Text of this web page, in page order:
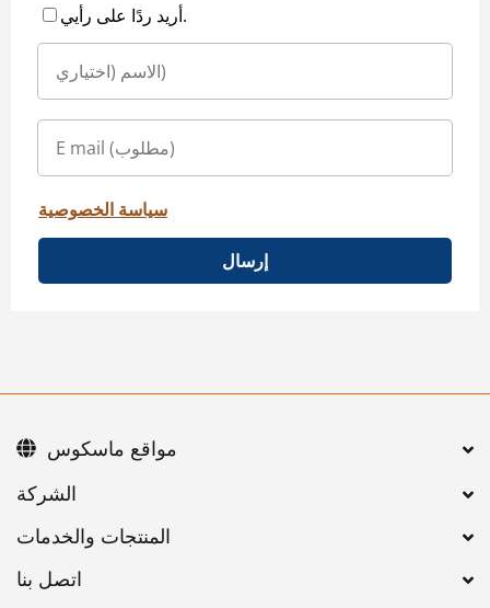
أريد ردًا على رأيي.
سياسة الخصوصية
إرسال
اتصل بنا
مواقع ماسكوس